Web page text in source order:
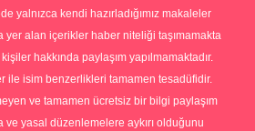
yalnızca kendi hazırladığımız makaleler
yer alan içerikler haber niteliği taşımamakta
hakkında paylaşım yapılmamaktadır.
ile isim benzerlikleri tamamen tesadüfidir.
ve tamamen ücretsiz bir bilgi paylaşım
ve yasal düzenlemelere aykırı olduğunu